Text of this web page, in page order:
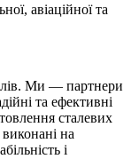
авіаційної та
Ми — партнери
та ефективні
сталевих
на
і